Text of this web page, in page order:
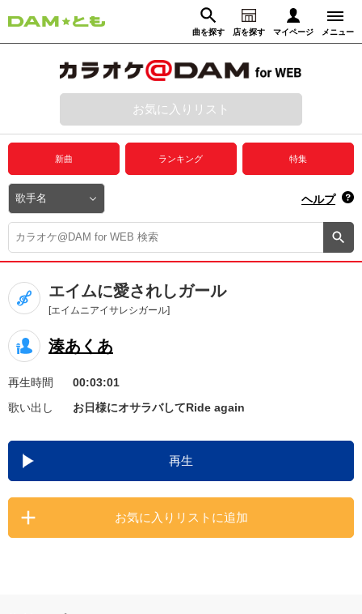
曲を探す 店を探す マイページ メニュー
動画からさがす 録音からさがす
ログイン
プレミアムサービス
DAM★とも動画
DAM★とも録音
カラオケ＠DAM
ユーザー検索
キャンペーン
お知らせ よくあるご質問
DAMの新曲・ランキングなど
カラオケ最新情報をチェック！
お気に入りリスト
新曲 ランキング 特集
ヘルプ
エイムに愛されしガール
[エイムニアイサレシガール]
湊あくあ
再生時間
00:03:01
歌い出し
お日様にオサラバしてRide again
再生
お気に入りリストに追加